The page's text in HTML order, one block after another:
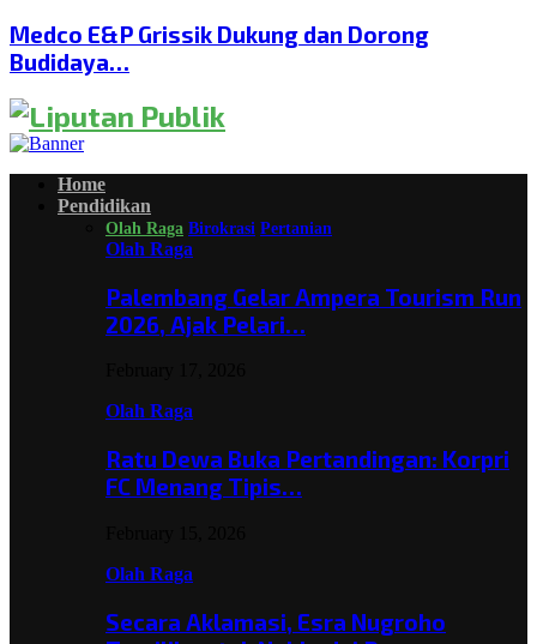
Medco E&P Grissik Dukung dan Dorong
Budidaya…
Home
Pendidikan
Olah Raga Birokrasi Pertanian
Olah Raga
Palembang Gelar Ampera Tourism Run
2026, Ajak Pelari…
Olah Raga
Ratu Dewa Buka Pertandingan: Korpri
FC Menang Tipis…
Olah Raga
Secara Aklamasi, Esra Nugroho